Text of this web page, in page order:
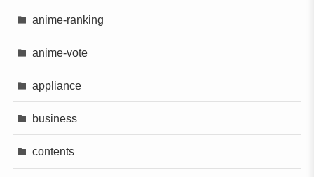
anime-ranking
anime-vote
appliance
business
contents